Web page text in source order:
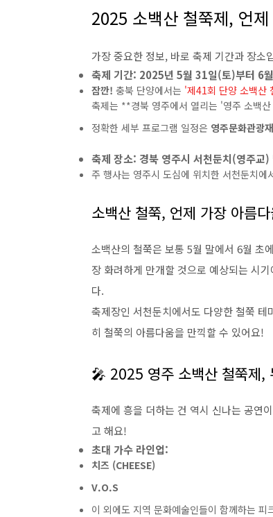
2025 소백산 철쭉제, 언
가장 중요한 정보, 바로 축제 기간과 장소
축제 기간: 2025년 5월 31일(토)부터 6
잠깐! 충북 단양에서는 '제41회 단양 소백산
축제는 **경북 영주에서 열리는 '영주 소백
정확한 세부 프로그램 일정은 영주문화관광
축제 장소: 경북 영주시 서천둔치(영주교)
주 행사는 영주시 도심에 위치한 서천둔치
소백산 철쭉, 언제 가장 아름
소백산의 철쭉은 보통 5월 말에서 6월 초
장 화려하게 만개할 것으로 예상되는 시
다.
축제장인 서천둔치에서도 다양한 철쭉
히 철쭉의 아름다움을 만끽할 수 있어요!
🎤 2025 영주 소백산 철쭉제,
축제에 흥을 더하는 건 역시 신나는 공연
고 해요!
초대 가수 라인업:
치즈 (CHEESE)
V.O.S
이 외에도 지역 문화예술인들이 함께하는